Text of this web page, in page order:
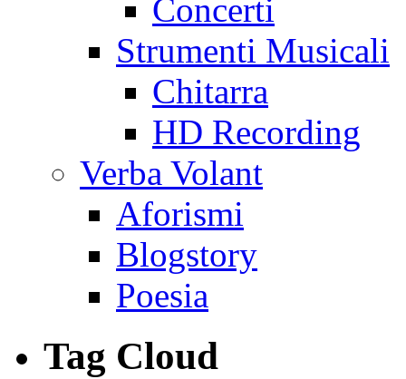
Concerti
Strumenti Musicali
Chitarra
HD Recording
Verba Volant
Aforismi
Blogstory
Poesia
Tag Cloud